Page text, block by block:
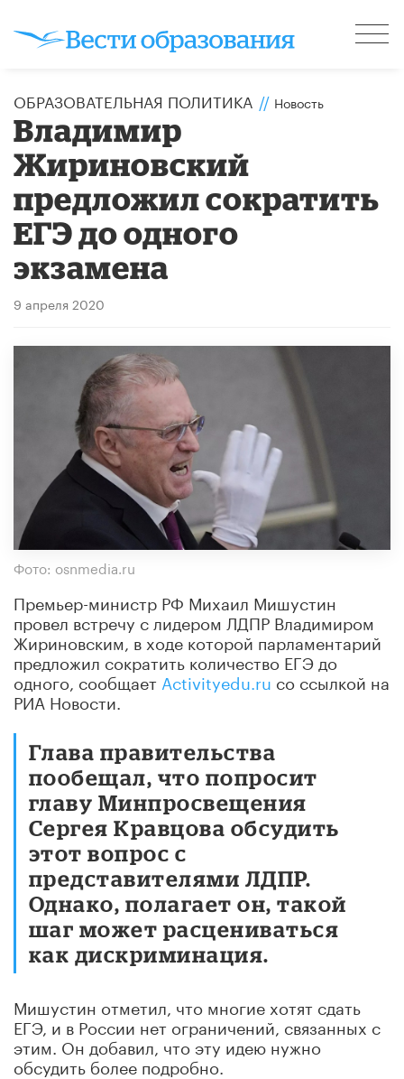
ОБРАЗОВАТЕЛЬНАЯ ПОЛИТИКА // Новость
Владимир
Жириновский
предложил сократить
ЕГЭ до одного
экзамена
9 апреля 2020
Фото: osnmedia.ru
Премьер-министр РФ Михаил Мишустин
провел встречу с лидером ЛДПР Владимиром
Жириновским, в ходе которой парламентарий
предложил сократить количество ЕГЭ до
одного, сообщает Activityedu.ru со ссылкой на
РИА Новости.
Глава правительства
пообещал, что попросит
главу Минпросвещения
Сергея Кравцова обсудить
этот вопрос с
представителями ЛДПР.
Однако, полагает он, такой
шаг может расцениваться
как дискриминация.
Мишустин отметил, что многие хотят сдать
ЕГЭ, и в России нет ограничений, связанных с
этим. Он добавил, что эту идею нужно
обсудить более подробно.